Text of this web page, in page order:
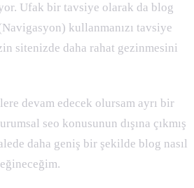
Ufak bir tavsiye olarak da blog
kullanmanızı tavsiye
sitenizde daha rahat gezinmesini
devam edecek olursam ayrı bir
seo konusunun dışına çıkmış
daha geniş bir şekilde blog nasıl